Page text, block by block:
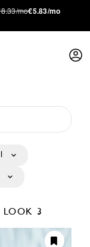
mo€5.83/mo
LOOK 3